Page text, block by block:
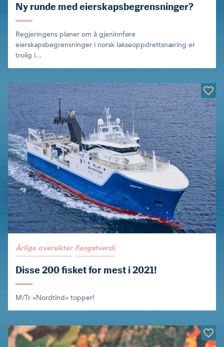
Ny runde med eierskapsbegrensninger?
Regjeringens planer om å gjeninnføre
eierskapsbegrensninger i norsk lakseoppdrettsnæring er
trolig i...
Årlige oversikter Fangstverdi
Disse 200 fisket for mest i 2021!
M/Tr «Nordtind» topper!